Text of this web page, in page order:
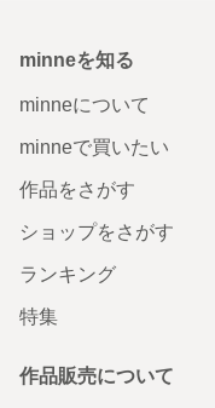
minneを知る
minneについて
minneで買いたい
作品をさがす
ショップをさがす
ランキング
特集
作品販売について